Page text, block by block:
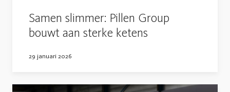
Samen slimmer: Pillen Group
bouwt aan sterke ketens
29 januari 2026